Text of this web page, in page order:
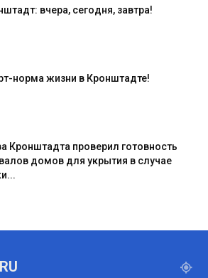
вчера, сегодня, завтра!
норма жизни в Кронштадте!
Кронштадта проверил готовность
домов для укрытия в случае